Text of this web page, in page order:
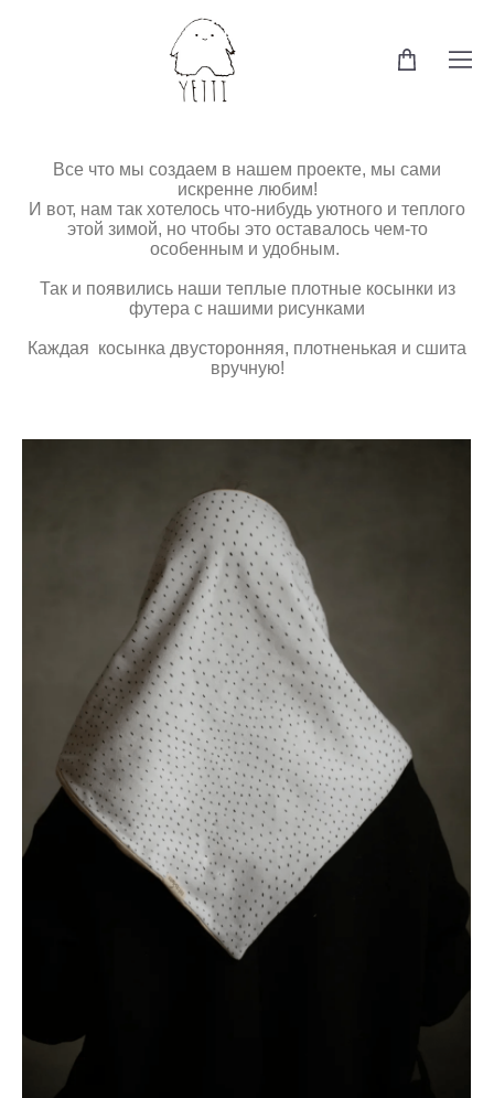
Все что мы создаем в нашем проекте, мы сами
искренне любим!
И вот, нам так хотелось что-нибудь уютного и теплого
этой зимой, но чтобы это оставалось чем-то
особенным и удобным.
Так и появились наши теплые плотные косынки из
футера с нашими рисунками
Каждая косынка двусторонняя, плотненькая и сшита
вручную!